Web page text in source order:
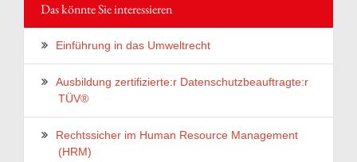
Das könnte Sie interessieren
Einführung in das Umweltrecht
Ausbildung zertifizierte:r Datenschutzbeauftragte:r
TÜV®
Rechtssicher im Human Resource Management
(HRM)